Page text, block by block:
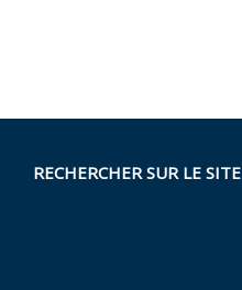
RECHERCHER SUR LE SITE